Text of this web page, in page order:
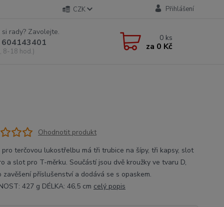
CZK Přihlášení
rady? Zavolejte.
8-18 hod.)
0 ks
za 0 Kč
Ohodnotit produkt
pro terčovou lukostřelbu má tři trubice na šípy, tři kapsy, slot
a slot pro T-měrku. Součástí jsou dvě kroužky ve tvaru D,
zavěšení příslušenství a dodává se s opaskem.
427 g DÉLKA: 46,5 cm celý popis